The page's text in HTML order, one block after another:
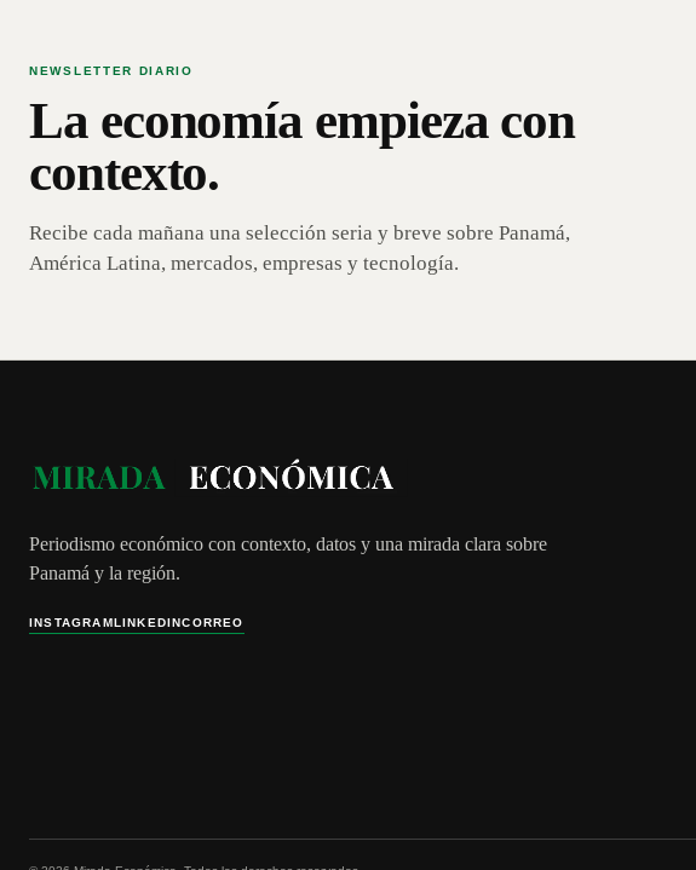
NEWSLETTER DIARIO
La economía empieza con
contexto.
Recibe cada mañana una selección seria y breve sobre Panamá,
América Latina, mercados, empresas y tecnología.
Periodismo económico con contexto, datos y una mirada clara sobre
Panamá y la región.
INSTAGRAMLINKEDINCORREO